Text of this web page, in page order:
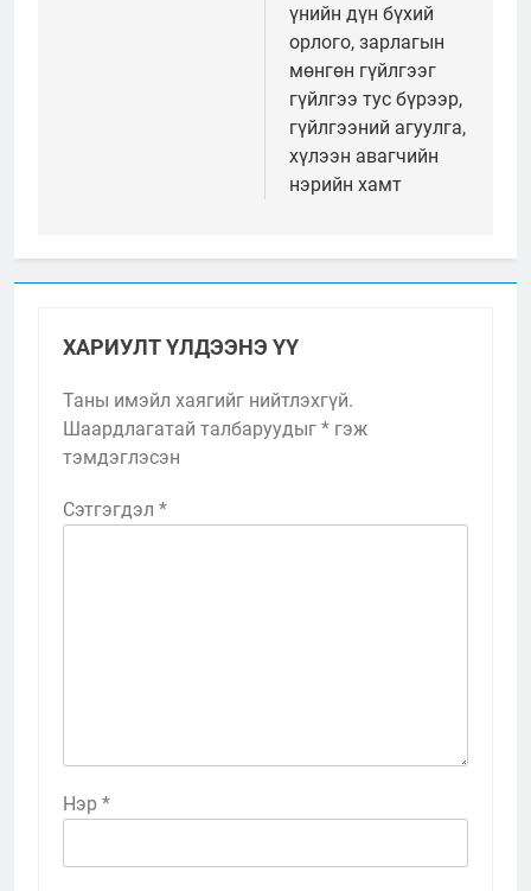
үнийн дүн бүхий
орлого, зарлагын
мөнгөн гүйлгээг
гүйлгээ тус бүрээр,
гүйлгээний агуулга,
хүлээн авагчийн
нэрийн хамт
ХАРИУЛТ ҮЛДЭЭНЭ ҮҮ
Таны имэйл хаягийг нийтлэхгүй.
Шаардлагатай талбаруудыг * гэж
тэмдэглэсэн
Сэтгэгдэл *
Нэр *